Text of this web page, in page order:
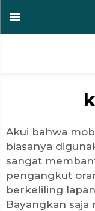
Akui bahwa
biasanya
sangat
pengangkut
berkeliling
Bayangkan